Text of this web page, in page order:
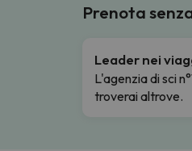
Prenota
Leader nei
L'agenzia di sci
troverai altrove.